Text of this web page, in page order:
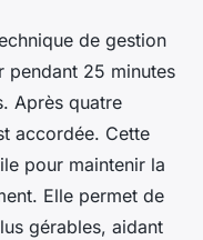
de gestion
pendant 25 minutes
Après quatre
accordée. Cette
pour maintenir la
Elle permet de
gérables, aidant